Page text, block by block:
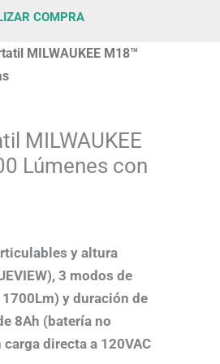
COMPRA
MILWAUKEE M18™
MILWAUKEE
Lúmenes con
y altura
3 modos de
y duración de
8Ah (batería no
directa a 120VAC